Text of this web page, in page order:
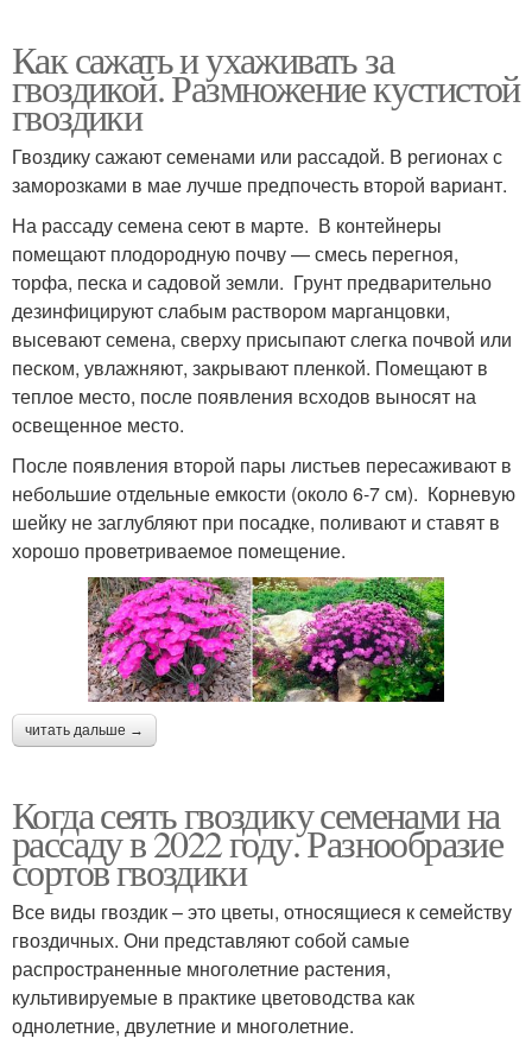
Как сажать и ухаживать за
гвоздикой. Размножение кустистой
гвоздики
Гвоздику сажают семенами или рассадой. В регионах с
заморозками в мае лучше предпочесть второй вариант.
На рассаду семена сеют в марте. В контейнеры
помещают плодородную почву — смесь перегноя,
торфа, песка и садовой земли. Грунт предварительно
дезинфицируют слабым раствором марганцовки,
высевают семена, сверху присыпают слегка почвой или
песком, увлажняют, закрывают пленкой. Помещают в
теплое место, после появления всходов выносят на
освещенное место.
После появления второй пары листьев пересаживают в
небольшие отдельные емкости (около 6-7 см). Корневую
шейку не заглубляют при посадке, поливают и ставят в
хорошо проветриваемое помещение.
читать дальше →
Когда сеять гвоздику семенами на
рассаду в 2022 году. Разнообразие
сортов гвоздики
Все виды гвоздик – это цветы, относящиеся к семейству
гвоздичных. Они представляют собой самые
распространенные многолетние растения,
культивируемые в практике цветоводства как
однолетние, двулетние и многолетние.